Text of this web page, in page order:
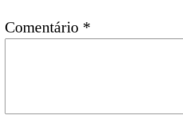
Comentário *